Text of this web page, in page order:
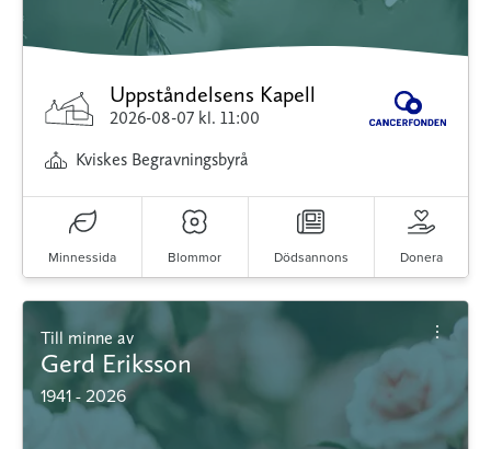
Uppståndelsens Kapell
2026-08-07 kl. 11:00
Kviskes Begravningsbyrå
Minnessida Blommor Dödsannons Donera
Till minne av
Gerd Eriksson
1941 - 2026